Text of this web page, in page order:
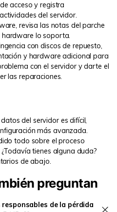
acceso y registra
del servidor.
revisa las notas del parche
lo soporta.
con discos de repuesto,
y hardware adicional para
con el servidor y darte el
las reparaciones.
del servidor es difícil,
más avanzada.
todo sobre el proceso
¿Todavía tienes alguna duda?
de abajo.
preguntan
de la pérdida